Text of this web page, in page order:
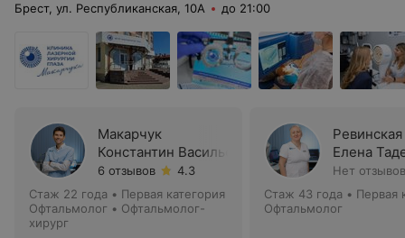
Брест, ул. Республиканская, 10А до 21:00
Макарчук
Константин Васильевич
6 отзывов
4.3
Стаж 22 года • Первая категория
Офтальмолог • Офтальмолог-
хирург
Ревинская
Елена
Нет отзывов
Стаж 43 года • Первая
Офтальмолог